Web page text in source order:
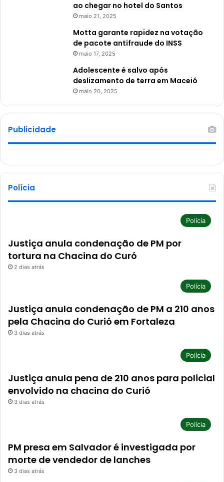
ao chegar no hotel do Santos
maio 21, 2025
Motta garante rapidez na votação
de pacote antifraude do INSS
maio 17, 2025
Adolescente é salvo após
deslizamento de terra em Maceió
maio 20, 2025
Publicidade
Polícia
Polícia
Justiça anula condenação de PM por
tortura na Chacina do Curó
2 dias atrás
Polícia
Justiça anula condenação de PM a 210 anos
pela Chacina do Curió em Fortaleza
3 dias atrás
Polícia
Justiça anula pena de 210 anos para policial
envolvido na chacina do Curió
3 dias atrás
Polícia
PM presa em Salvador é investigada por
morte de vendedor de lanches
3 dias atrás